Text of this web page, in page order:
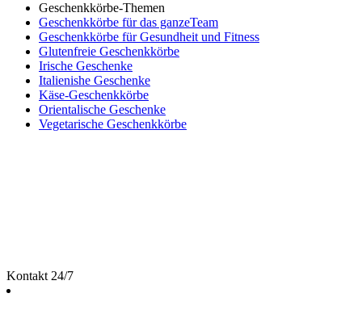
Geschenkkörbe-Themen
Geschenkkörbe für das ganzeTeam
Geschenkkörbe für Gesundheit und Fitness
Glutenfreie Geschenkkörbe
Irische Geschenke
Italienishe Geschenke
Käse-Geschenkkörbe
Orientalische Geschenke
Vegetarische Geschenkkörbe
Kontakt 24/7